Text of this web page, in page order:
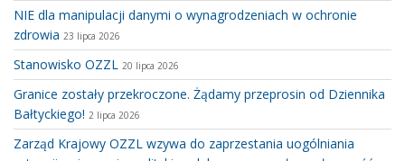
NIE dla manipulacji danymi o wynagrodzeniach w ochronie
zdrowia 23 lipca 2026
Stanowisko OZZL 20 lipca 2026
Granice zostały przekroczone. Żądamy przeprosin od Dziennika
Bałtyckiego! 2 lipca 2026
Zarząd Krajowy OZZL wzywa do zaprzestania uogólniania